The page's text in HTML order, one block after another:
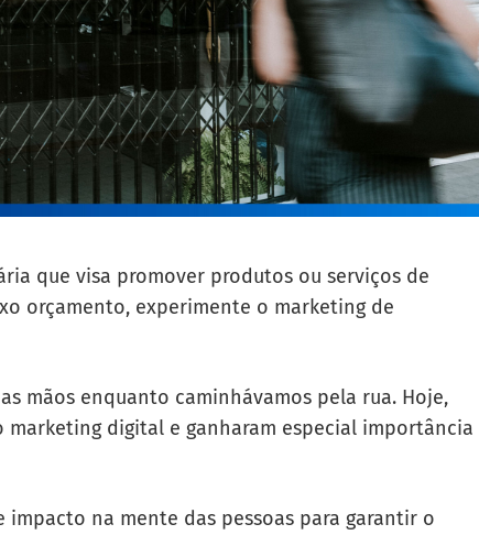
que visa promover produtos ou serviços de
orçamento, experimente o marketing de
mãos enquanto caminhávamos pela rua. Hoje,
marketing digital e ganharam especial importância
na mente das pessoas para garantir o